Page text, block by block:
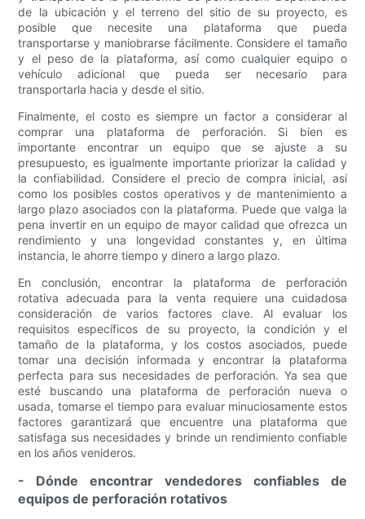
de la ubicación y el terreno del sitio de su proyecto, es
posible que necesite una plataforma que pueda
transportarse y maniobrarse fácilmente. Considere el tamaño
y el peso de la plataforma, así como cualquier equipo o
vehículo adicional que pueda ser necesario para
transportarla hacia y desde el sitio.
Finalmente, el costo es siempre un factor a considerar al
comprar una plataforma de perforación. Si bien es
importante encontrar un equipo que se ajuste a su
presupuesto, es igualmente importante priorizar la calidad y
la confiabilidad. Considere el precio de compra inicial, así
como los posibles costos operativos y de mantenimiento a
largo plazo asociados con la plataforma. Puede que valga la
pena invertir en un equipo de mayor calidad que ofrezca un
rendimiento y una longevidad constantes y, en última
instancia, le ahorre tiempo y dinero a largo plazo.
En conclusión, encontrar la plataforma de perforación
rotativa adecuada para la venta requiere una cuidadosa
consideración de varios factores clave. Al evaluar los
requisitos específicos de su proyecto, la condición y el
tamaño de la plataforma, y ​​los costos asociados, puede
tomar una decisión informada y encontrar la plataforma
perfecta para sus necesidades de perforación. Ya sea que
esté buscando una plataforma de perforación nueva o
usada, tomarse el tiempo para evaluar minuciosamente estos
factores garantizará que encuentre una plataforma que
satisfaga sus necesidades y brinde un rendimiento confiable
en los años venideros.
- Dónde encontrar vendedores confiables de
equipos de perforación rotativos